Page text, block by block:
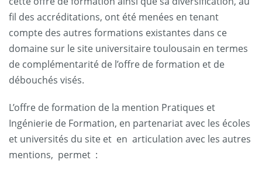
fil des accréditations, ont été menées en tenant
compte des autres formations existantes dans ce
domaine sur le site universitaire toulousain en termes
de complémentarité de l’offre de formation et de
débouchés visés.
L’offre de formation de la mention Pratiques et
Ingénierie de Formation, en partenariat avec les écoles
et universités du site et en articulation avec les autres
mentions, permet :